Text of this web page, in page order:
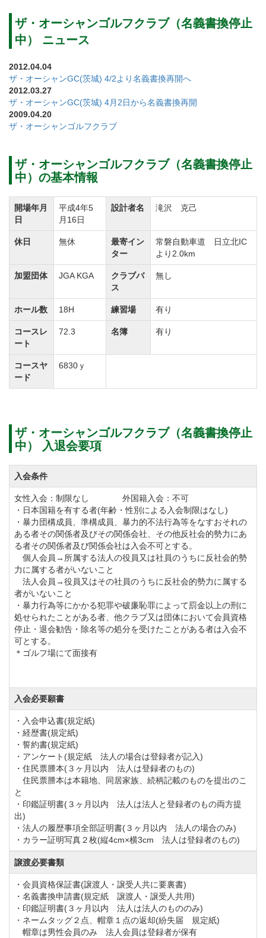
トを生み出し、訪れるゴルファーを魅了しています。
コース設計は工学博士の滝沢克己氏。滝沢氏はゴルフ
県）白河ゴルフ倶楽部（福島県）などを手掛けていま
す。
グリーンはベント1グリーン。平坦な箇所がなく、総じ
て戦略性の高いレイアウトです。コースレートは難易
ホールによってパワーを求めるホールや正確なアイア
ンショットを要求するホールなどバラエティに富んで
います。
【OUTコース】
距離のあるホールやドッグレッグ、池越えなどティシ
ョットの方向に悩むなど印象的なホールが続きます。
使用するクラブの選択、攻略ルートを考えながらのプ
レーなどゴルファーとしての実力を問われるコースで
【INコース】
地形を活かした打ち上げ・打ち下ろし、谷越えや要所
タル面を刺激するホールが続きます。
ザ・オーシャンゴルフクラブはオープンコンペも開催
勧めです。
プレースタイルはセルフプレーまたはキャディ付が選
択制で、乗用カートを使用したラウンドとなります。
その他の付帯設備として練習場は145ヤード、8打席ご
用意しておりますので、プレー前の準備運動にご活用
ください。
ザ・オーシャンゴルフクラブのクラブハウスは3階建て
の贅沢な造りです。
「太陽の湯」はサウナ・ジャグジーを完備していま
す。
お風呂の効能は疲労回復、健康増進、美肌効果がある
ので1日のプレー疲れを体の芯から癒すことができま
す。
また、クラブハウスの3階部分には太平洋とコースの美
しい景観が眺望できる宿泊施設「ホテル・マグノリ
ア」を併設しております。
シングル・ツイン、和室をご用意しております。また
宿泊される方専用の天然温泉・サウナ、麻雀ルームも
ご利用頂けます。
一般的なホテルと比べると広々としておりますので、
ゆったりとした時間を過ごすことができます。
ザ・オーシャンゴルフクラブ（名義書換停止
中） ニュース
2012.04.04
ザ・オーシャンGC(茨城) 4/2より名義書換再開へ
2012.03.27
ザ・オーシャンGC(茨城) 4月2日から名義書換再開
2009.04.20
ザ・オーシャンゴルフクラブ
ザ・オーシャンゴルフクラブ（名義書換停止
中）の基本情報
開場年月
日
平成4年5
月16日
設計者名 滝沢 克己
休日 無休
最寄イン
ター
常磐自動車道 日立北IC
より2.0km
加盟団体 JGA KGA
クラブバ
ス
無し
ホール数 18H 練習場 有り
コースレ
ート
72.3 名簿 有り
コースヤ
ード
6830ｙ
ザ・オーシャンゴルフクラブ（名義書換停止
中） 入退会要項
入会条件
女性入会：制限なし 外国籍入会：不可
・日本国籍を有する者(年齢・性別による入会制限はなし)
・暴力団構成員、準構成員、暴力的不法行為等をなすおそれの
ある者その関係者及びその関係会社、その他反社会的勢力にあ
る者その関係者及び関係会社は入会不可とする。
個人会員→所属する法人の役員又は社員のうちに反社会的勢
力に属する者がいないこと
法人会員→役員又はその社員のうちに反社会的勢力に属する
者がいないこと
・暴力行為等にかかる犯罪や破廉恥罪によって罰金以上の刑に
処せられたことがある者、他クラブ又は団体において会員資格
停止・退会勧告・除名等の処分を受けたことがある者は入会不
可とする。
＊ゴルフ場にて面接有
入会必要願書
・入会申込書(規定紙)
・経歴書(規定紙)
・誓約書(規定紙)
・アンケート(規定紙 法人の場合は登録者が記入)
・住民票謄本(３ヶ月以内 法人は登録者のもの)
住民票謄本は本籍地、同居家族、続柄記載のものを提出のこ
と
・印鑑証明書(３ヶ月以内 法人は法人と登録者のもの両方提
出)
・法人の履歴事項全部証明書(３ヶ月以内 法人の場合のみ)
・カラー証明写真２枚(縦4cm×横3cm 法人は登録者のもの)
譲渡必要書類
・会員資格保証書(譲渡人・譲受人共に要裏書)
・名義書換申請書(規定紙 譲渡人・譲受人共用)
・印鑑証明書(３ヶ月以内 法人は法人のもののみ)
・ネームタッグ２点、帽章１点の返却(紛失届 規定紙)
帽章は男性会員のみ 法人会員は登録者が保有